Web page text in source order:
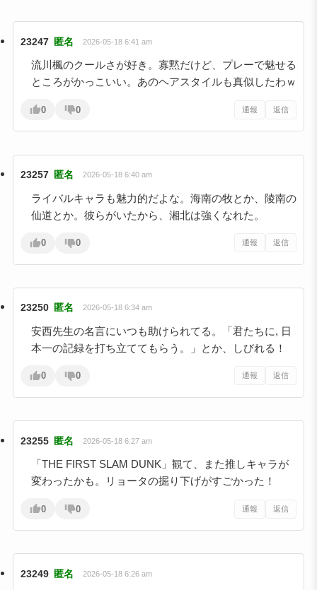
23247 匿名 2026-05-18 6:41 am
流川楓のクールさが好き。寡黙だけど、プレーで魅せる
ところがかっこいい。あのヘアスタイルも真似したわｗ
0 0 通報 返信
23257 匿名 2026-05-18 6:40 am
ライバルキャラも魅力的だよな。海南の牧とか、陵南の
仙道とか。彼らがいたから、湘北は強くなれた。
0 0 通報 返信
23250 匿名 2026-05-18 6:34 am
安西先生の名言にいつも助けられてる。「君たちに, 日
本一の記録を打ち立ててもらう。」とか、しびれる！
0 0 通報 返信
23255 匿名 2026-05-18 6:27 am
「THE FIRST SLAM DUNK」観て、また推しキャラが
変わったかも。リョータの掘り下げがすごかった！
0 0 通報 返信
23249 匿名 2026-05-18 6:26 am